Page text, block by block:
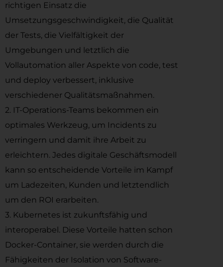
richtigen Einsatz die
Umsetzungsgeschwindigkeit, die Qualität
der Tests, die Vielfältigkeit der
Umgebungen und letztlich die
Vollautomation aller Aspekte von code, test
und deploy verbessert, inklusive
verschiedener Qualitätsmaßnahmen.
2. IT-Operations-Teams bekommen ein
optimales Werkzeug, um Incidents zu
verringern und damit ihre Arbeit zu
erleichtern. Jedes digitale Geschäftsmodell
kann so entscheidende Vorteile im Kampf
um Ladezeiten, Kunden und letztendlich
um den ROI erarbeiten.
3. Kubernetes ist zukunftsfähig und
interoperabel. Diese Vorteile hatten schon
Docker-Container, sie werden durch die
Fähigkeiten der Isolation von Software-